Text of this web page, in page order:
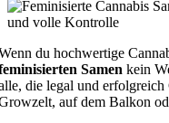
du hochwertige
Samen kein
die legal und erfolgreich
auf dem Balkon